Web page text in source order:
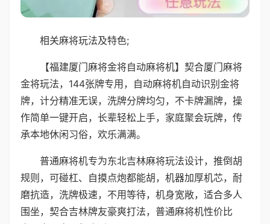
相关麻将玩法及特色;
【福建厦门麻将金将自动麻将机】契合厦门麻将
金将玩法，144张牌专用，自动麻将机自动识别金将
牌，计分精准无误，洗牌分牌均匀，不卡牌漏牌，操
作简单一键开启，长辈轻松上手，家庭聚会玩牌，传
承本地休闲习俗，欢乐满满。
普通麻将机专为东北吉林麻将玩法设计，推倒胡
规则，可碰杠、自摸点炮都能胡，机器加厚机芯，耐
磨抗造，洗牌极速，不用等待，机身宽敞，适合多人
围坐，契合吉林牌友豪爽打法，普通麻将机性价比